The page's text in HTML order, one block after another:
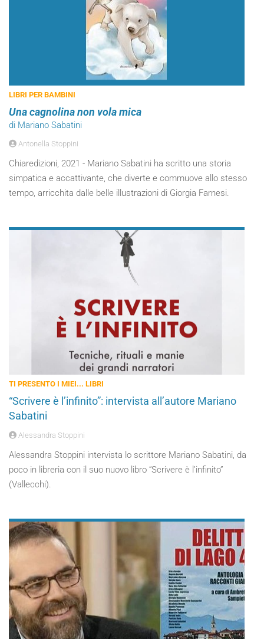
LIBRI PER BAMBINI
Una cagnolina non vola mica
di Mariano Sabatini
Antonella Stoppini
Chiaredizioni, 2021 - Mariano Sabatini ha scritto una storia
simpatica e accattivante, che diverte e commuove allo stesso
tempo, arricchita dalle belle illustrazioni di Giorgia Farnesi.
TI PRESENTO I MIEI... LIBRI
“Scrivere è l’infinito”: intervista all’autore Mariano
Sabatini
Alessandra Stoppini
Alessandra Stoppini intervista lo scrittore Mariano Sabatini, da
poco in libreria con il suo nuovo libro “Scrivere è l’infinito”
(Vallecchi).